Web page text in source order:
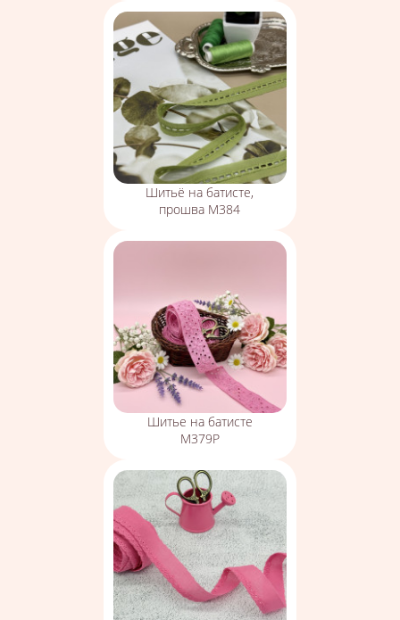
Шитьё на батисте,
прошва М384
Шитье на батисте
М379Р